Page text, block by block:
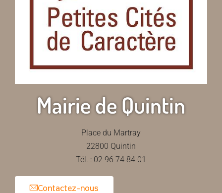
Mairie de Quintin
Place du Martray
22800 Quintin
Tél. : 02 96 74 84 01
Contactez-nous